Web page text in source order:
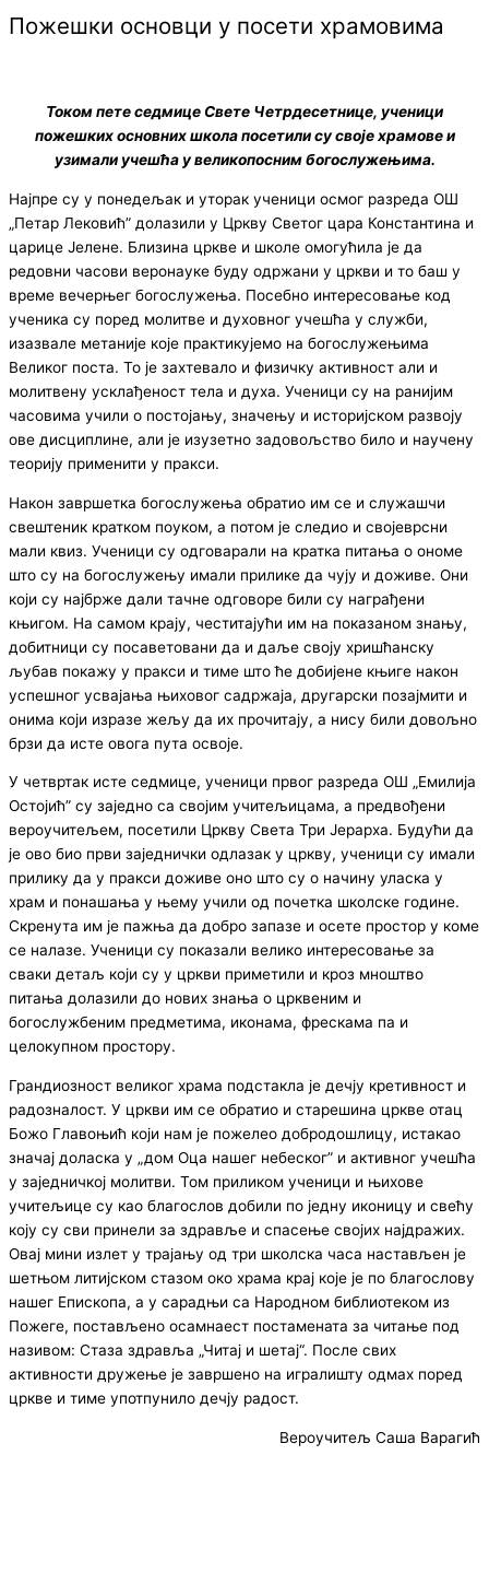
Пожешки основци у посети храмовима
Током пете седмице Свете Четрдесетнице, ученици
пожешких основних школа посетили су своје храмове и
узимали учешћа у великопосним богослужењима.
Најпре су у понедељак и уторак ученици осмог разреда ОШ
„Петар Лековић” долазили у Цркву Светог цара Константина и
царице Јелене. Близина цркве и школе омогућила је да
редовни часови веронауке буду одржани у цркви и то баш у
време вечерњег богослужења. Посебно интересовање код
ученика су поред молитве и духовног учешћа у служби,
изазвале метаније које практикујемо на богослужењима
Великог поста. То је захтевало и физичку активност али и
молитвену усклађеност тела и духа. Ученици су на ранијим
часовима учили о постојању, значењу и историјском развоју
ове дисциплине, али је изузетно задовољство било и научену
теорију применити у пракси.
Након завршетка богослужења обратио им се и служашчи
свештеник кратком поуком, а потом је следио и својеврсни
мали квиз. Ученици су одговарали на кратка питања о ономе
што су на богослужењу имали прилике да чују и доживе. Они
који су најбрже дали тачне одговоре били су награђени
књигом. На самом крају, честитајући им на показаном знању,
добитници су посаветовани да и даље своју хришћанску
љубав покажу у пракси и тиме што ће добијене књиге након
успешног усвајања њиховог садржаја, другарски позајмити и
онима који изразе жељу да их прочитају, а нису били довољно
брзи да исте овога пута освоје.
У четвртак исте седмице, ученици првог разреда ОШ „Емилија
Остојић” су заједно са својим учитељицама, а предвођени
вероучитељем, посетили Цркву Света Три Јерарха. Будући да
је ово био први заједнички одлазак у цркву, ученици су имали
прилику да у пракси доживе оно што су о начину уласка у
храм и понашања у њему учили од почетка школске године.
Скренута им је пажња да добро запазе и осете простор у коме
се налазе. Ученици су показали велико интересовање за
сваки детаљ који су у цркви приметили и кроз мноштво
питања долазили до нових знања о црквеним и
богослужбеним предметима, иконама, фрескама па и
целокупном простору.
Грандиозност великог храма подстакла је дечју кретивност и
радозналост. У цркви им се обратио и старешина цркве отац
Божо Главоњић који нам је пожелео добродошлицу, истакао
значај доласка у „дом Оца нашег небеског” и активног учешћа
у заједничкој молитви. Том приликом ученици и њихове
учитељице су као благослов добили по једну иконицу и свећу
коју су сви принели за здравље и спасење својих најдражих.
Овај мини излет у трајању од три школска часа настављен је
шетњом литијском стазом око храма крај које је по благослову
нашег Епископа, а у сарадњи са Народном библиотеком из
Пожеге, постављено осамнаест постамената за читање под
називом: Стаза здравља „Читај и шетај“. После свих
активности дружење је завршено на игралишту одмах поред
цркве и тиме употпунило дечју радост.
Вероучитељ Саша Варагић